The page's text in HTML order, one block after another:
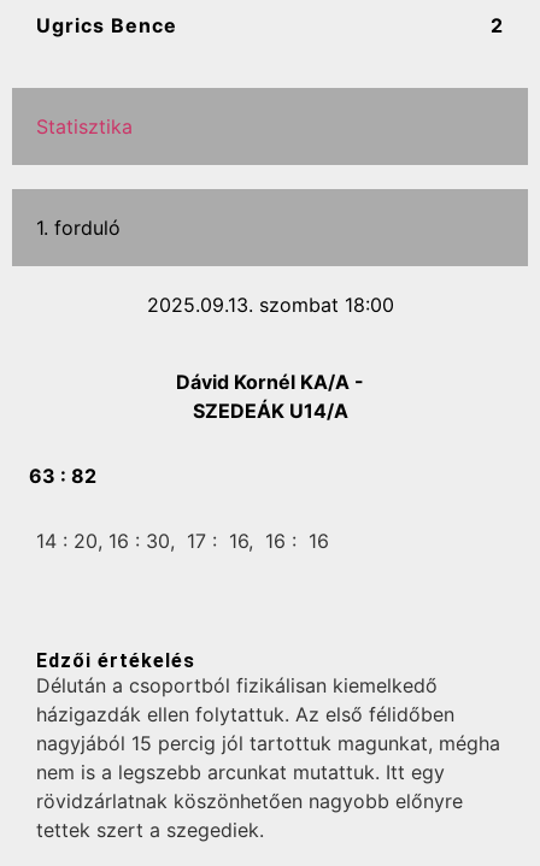
Ugrics Bence 2
Statisztika
1. forduló
2025.09.13. szombat 18:00
Dávid Kornél KA/A -
SZEDEÁK U14/A
63 : 82
14 : 20, 16 : 30, 17 : 16, 16 : 16
Edzői értékelés
Délután a csoportból fizikálisan kiemelkedő
házigazdák ellen folytattuk. Az első félidőben
nagyjából 15 percig jól tartottuk magunkat, mégha
nem is a legszebb arcunkat mutattuk. Itt egy
rövidzárlatnak köszönhetően nagyobb előnyre
tettek szert a szegediek.